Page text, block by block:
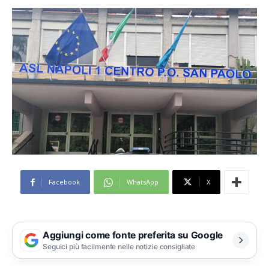
Facebook WhatsApp X
Aggiungi come fonte preferita su Google
Seguici più facilmente nelle notizie consigliate